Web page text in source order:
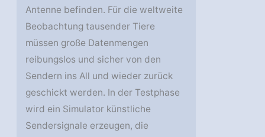
Antenne befinden. Für die weltweite
Beobachtung tausender Tiere
müssen große Datenmengen
reibungslos und sicher von den
Sendern ins All und wieder zurück
geschickt werden. In der Testphase
wird ein Simulator künstliche
Sendersignale erzeugen, die